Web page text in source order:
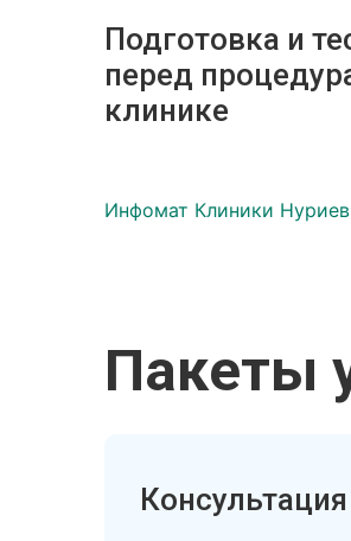
Подготовка и
перед
клинике
Инфомат Клиники
Пакеты